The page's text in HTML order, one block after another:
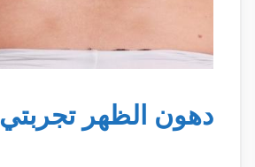
دهون الظهر تجربتي